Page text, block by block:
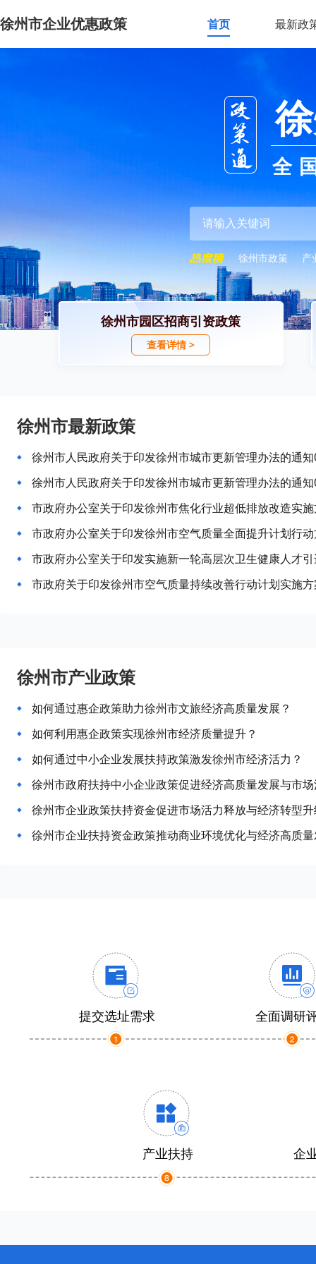
徐州市企业优惠政策 首页 最新政
全
徐州市政策 产
徐州市园区招商引资政策
查看详情 >
徐州市最新政策
徐州市人民政府关于印发徐州市城市更新管理办法的通
徐州市人民政府关于印发徐州市城市更新管理办法的通
市政府办公室关于印发徐州市焦化行业超低排放改造实
市政府办公室关于印发徐州市空气质量全面提升计划行
市政府办公室关于印发实施新一轮高层次卫生健康人才
市政府关于印发徐州市空气质量持续改善行动计划实施
徐州市产业政策
如何通过惠企政策助力徐州市文旅经济高质量发展？
如何利用惠企政策实现徐州市经济质量提升？
如何通过中小企业发展扶持政策激发徐州市经济活力？
徐州市政府扶持中小企业政策促进经济高质量发展与市
徐州市企业政策扶持资金促进市场活力释放与经济转型
徐州市企业扶持资金政策推动商业环境优化与经济高质
提交选址需求 全面调研
产业扶持 企